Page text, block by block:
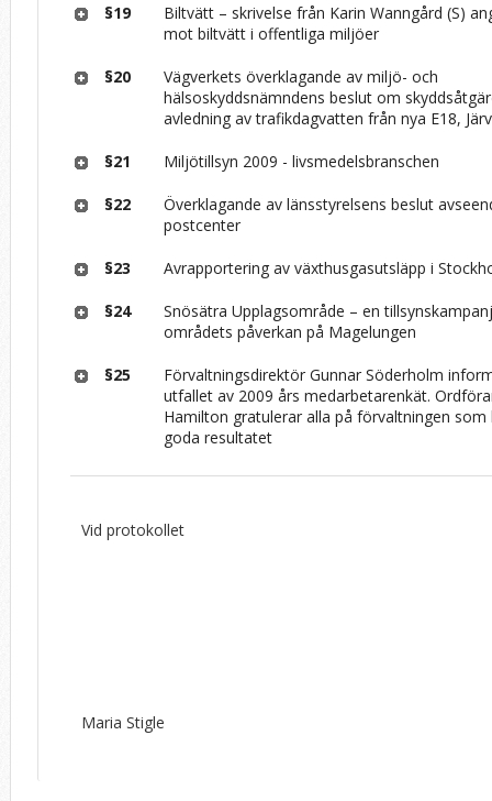
§19
Biltvätt – skrivelse från Karin Wanngård (S)
mot biltvätt i offentliga miljöer
§20
Vägverkets överklagande av miljö- och
hälsoskyddsnämndens beslut om
avledning av trafikdagvatten från nya E18,
§21 Miljötillsyn 2009 - livsmedelsbranschen
§22
Överklagande av länsstyrelsens beslut
postcenter
§23 Avrapportering av växthusgasutsläpp i
§24
Snösätra Upplagsområde – en
områdets påverkan på Magelungen
§25
Förvaltningsdirektör Gunnar Söderholm
utfallet av 2009 års medarbetarenkät.
Hamilton gratulerar alla på förvaltningen
goda resultatet
Vid protokollet
Maria Stigle